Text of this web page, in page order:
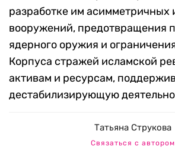
разработке им асимметричных
вооружений, предотвращения
ядерного оружия и
Корпуса стражей исламской
активам и ресурсам,
дестабилизирующую
Татьяна Струкова
Связаться с автором